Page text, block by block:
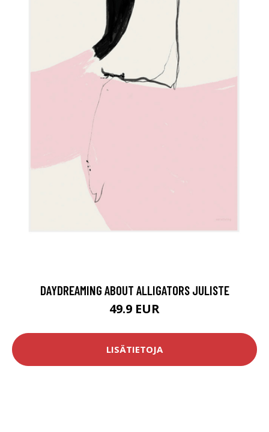
DAYDREAMING ABOUT ALLIGATORS JULISTE
49.9 EUR
LISÄTIETOJA